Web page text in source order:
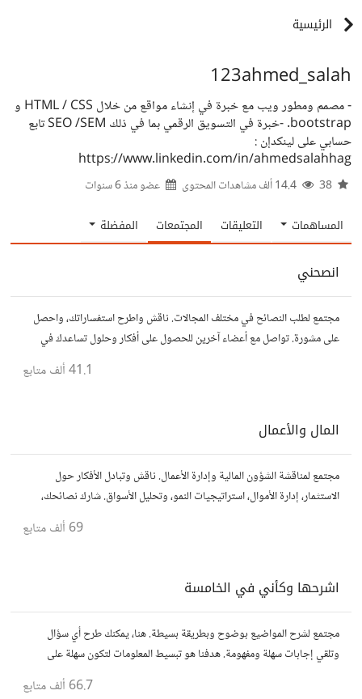
الرئيسية
123ahmed_salah
- مصمم ومطور ويب مع خبرة في إنشاء مواقع من خلال HTML / CSS و
bootstrap. -خبرة في التسويق الرقمي بما في ذلك SEO /SEM تابع
حسابي على لينكدإن :
https://www.linkedin.com/in/ahmedsalahhag
عضو منذ6 سنوات
المساهمات التعليقات المجتمعات المفضلة
انصحني
مجتمع لطلب النصائح في مختلف المجالات. ناقش واطرح استفساراتك، واحصل
على مشورة. تواصل مع أعضاء آخرين للحصول على أفكار وحلول تساعدك في
41.1 ألف متابع
المال والأعمال
مجتمع لمناقشة الشؤون المالية وإدارة الأعمال. ناقش وتبادل الأفكار حول
الاستثمار، إدارة الأموال، استراتيجيات النمو، وتحليل الأسواق. شارك نصائحك،
69 ألف متابع
اشرحها وكأني في الخامسة
مجتمع لشرح المواضيع بوضوح وبطريقة بسيطة. هنا، يمكنك طرح أي سؤال
وتلقي إجابات سهلة ومفهومة. هدفنا هو تبسيط المعلومات لتكون سهلة على
66.7 ألف متابع